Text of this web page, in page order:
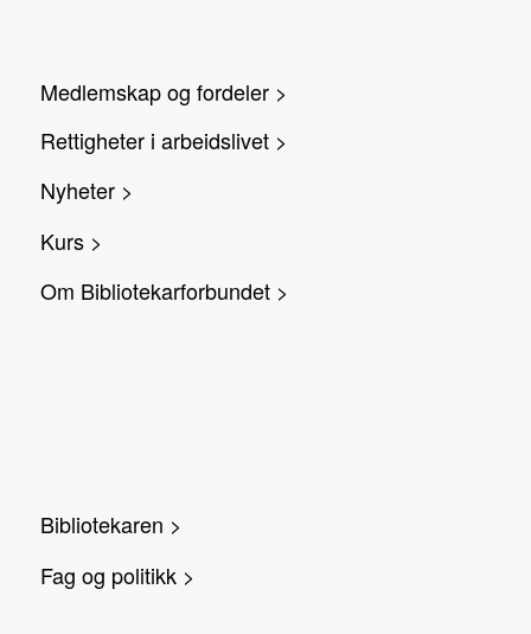
Medlemskap og fordeler >
Rettigheter i arbeidslivet >
Nyheter >
Kurs >
Om Bibliotekarforbundet >
Bibliotekaren >
Fag og politikk >